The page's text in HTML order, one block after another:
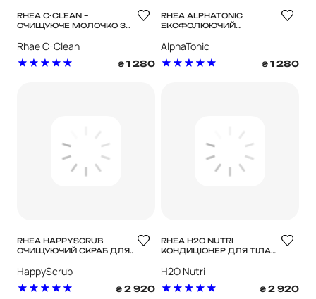
RHEA C-CLEAN –
ОЧИЩУЮЧЕ МОЛОЧКО З
Rhae C-Clean
₴ 1 280
RHEA ALPHATONIC
ЕКСФОЛЮЮЧИЙ
AlphaTonic
₴ 1 280
RHEA HAPPYSCRUB
ОЧИЩУЮЧИЙ СКРАБ ДЛЯ
HappyScrub
₴ 2 920
RHEA H2O NUTRI
КОНДИЦІОНЕР ДЛЯ ТІЛА
ЕФЕКТОМ
H2O Nutri
₴ 2 920